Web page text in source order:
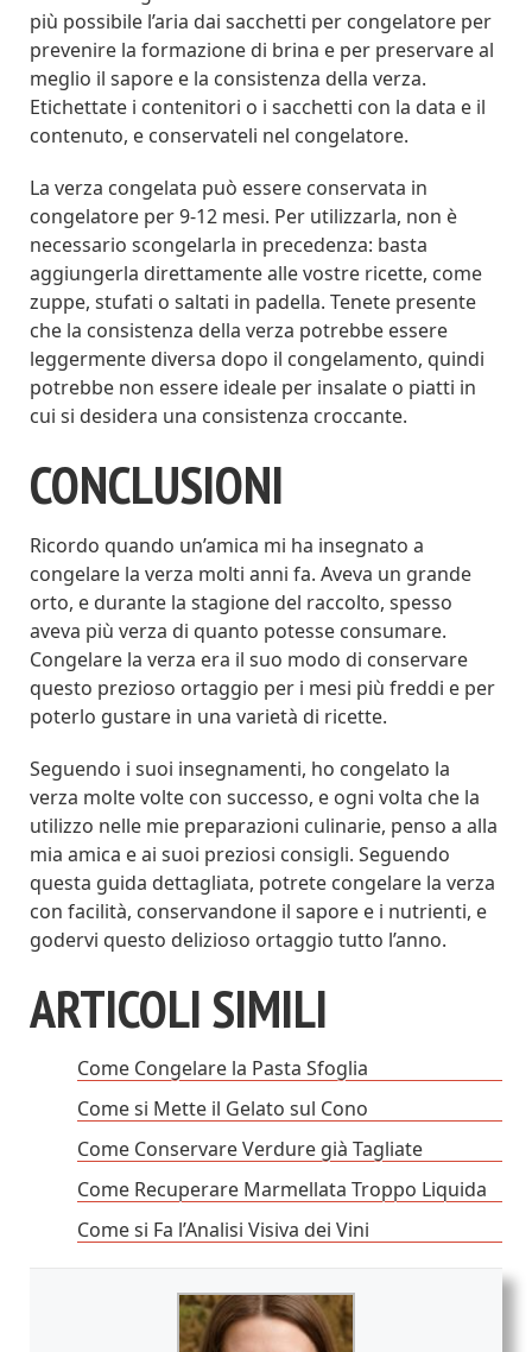
più possibile l’aria dai sacchetti per congelatore per
prevenire la formazione di brina e per preservare al
meglio il sapore e la consistenza della verza.
Etichettate i contenitori o i sacchetti con la data e il
contenuto, e conservateli nel congelatore.
La verza congelata può essere conservata in
congelatore per 9-12 mesi. Per utilizzarla, non è
necessario scongelarla in precedenza: basta
aggiungerla direttamente alle vostre ricette, come
zuppe, stufati o saltati in padella. Tenete presente
che la consistenza della verza potrebbe essere
leggermente diversa dopo il congelamento, quindi
potrebbe non essere ideale per insalate o piatti in
cui si desidera una consistenza croccante.
CONCLUSIONI
Ricordo quando un’amica mi ha insegnato a
congelare la verza molti anni fa. Aveva un grande
orto, e durante la stagione del raccolto, spesso
aveva più verza di quanto potesse consumare.
Congelare la verza era il suo modo di conservare
questo prezioso ortaggio per i mesi più freddi e per
poterlo gustare in una varietà di ricette.
Seguendo i suoi insegnamenti, ho congelato la
verza molte volte con successo, e ogni volta che la
utilizzo nelle mie preparazioni culinarie, penso a alla
mia amica e ai suoi preziosi consigli. Seguendo
questa guida dettagliata, potrete congelare la verza
con facilità, conservandone il sapore e i nutrienti, e
godervi questo delizioso ortaggio tutto l’anno.
ARTICOLI SIMILI
Come Congelare la Pasta Sfoglia
Come si Mette il Gelato sul Cono
Come Conservare Verdure già Tagliate
Come Recuperare Marmellata Troppo Liquida
Come si Fa l’Analisi Visiva dei Vini